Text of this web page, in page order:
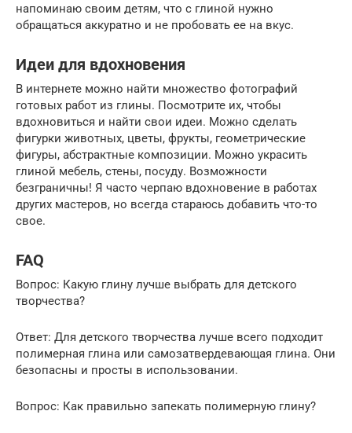
напоминаю своим детям, что с глиной нужно
обращаться аккуратно и не пробовать ее на вкус.
Идеи для вдохновения
В интернете можно найти множество фотографий
готовых работ из глины. Посмотрите их, чтобы
вдохновиться и найти свои идеи. Можно сделать
фигурки животных, цветы, фрукты, геометрические
фигуры, абстрактные композиции. Можно украсить
глиной мебель, стены, посуду. Возможности
безграничны! Я часто черпаю вдохновение в работах
других мастеров, но всегда стараюсь добавить что-то
свое.
FAQ
Вопрос: Какую глину лучше выбрать для детского
творчества?
Ответ: Для детского творчества лучше всего подходит
полимерная глина или самозатвердевающая глина. Они
безопасны и просты в использовании.
Вопрос: Как правильно запекать полимерную глину?